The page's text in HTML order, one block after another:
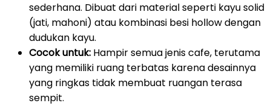
sederhana. Dibuat dari material seperti kayu solid
(jati, mahoni) atau kombinasi besi hollow dengan
dudukan kayu.
Cocok untuk: Hampir semua jenis cafe, terutama
yang memiliki ruang terbatas karena desainnya
yang ringkas tidak membuat ruangan terasa
sempit.